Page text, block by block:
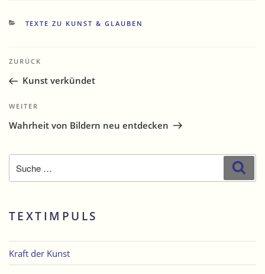
KATEGORIEN
TEXTE ZU KUNST & GLAUBEN
Beitragsnavigation
Vorheriger
Beitrag
ZURÜCK
Kunst verkündet
Nächster
Beitrag
WEITER
Wahrheit von Bildern neu entdecken
nach:
TEXTIMPULS
Kraft der Kunst